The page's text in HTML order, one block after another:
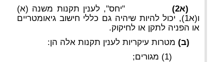
(א2)
"יחס", לענין תקנות משנה (א)
ו(א1), יכול להיות שיהיה גם כללי חישוב גיאומטריים
או הפניה לתקן או לחיקוק.
(ב) מטרות עיקריות לענין תקנות אלה הן:
(1) מגורים;